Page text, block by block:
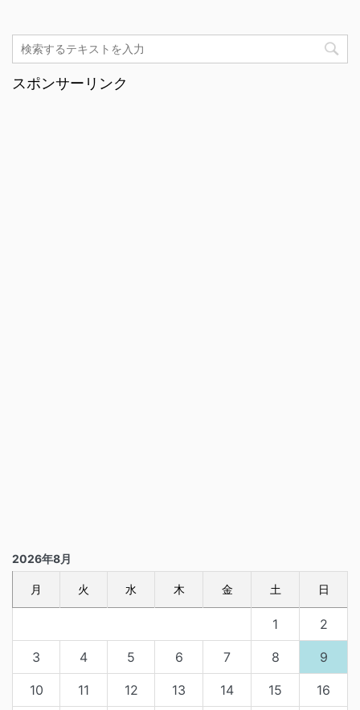
スポンサーリンク
2026年8月
月 火 水 木 金 土 日
1 2
3 4 5 6 7 8 9
10 11 12 13 14 15 16